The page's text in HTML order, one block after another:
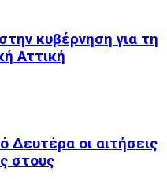
κυβέρνηση για τη
Αττική
Δευτέρα οι αιτήσεις
στους